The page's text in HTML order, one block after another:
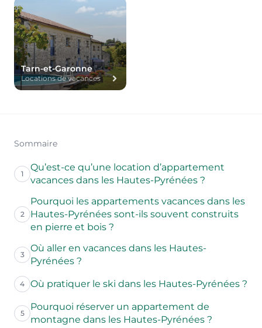
Tarn-et-Garonne
Locations de vacances
Sommaire
1
Qu’est-ce qu’une location d’appartement
vacances dans les Hautes-Pyrénées ?
2
Pourquoi les appartements vacances dans les
Hautes-Pyrénées sont-ils souvent construits
en pierre et bois ?
3
Où aller en vacances dans les Hautes-
Pyrénées ?
4 Où pratiquer le ski dans les Hautes-Pyrénées ?
5
Pourquoi réserver un appartement de
montagne dans les Hautes-Pyrénées ?